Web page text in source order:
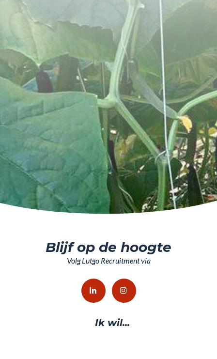
Blijf op de hoogte
Volg Lutgo Recruitment via
Ik wil...